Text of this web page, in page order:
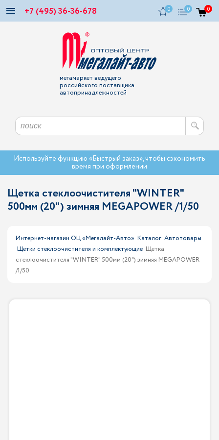
+7 (495) 36-36-678 0 0 0
мегамаркет ведущего
российского поставщика
автопринадлежностей
Используйте функцию «Быстрый заказ», чтобы сэкономить
время при оформлении
Щетка стеклоочистителя "WINTER"
500мм (20") зимняя MEGAPOWER /1/50
Интернет-магазин ОЦ «Мегалайт-Авто» Каталог Автотовары
Щетки стеклоочистителя и комплектующие Щетка
стеклоочистителя "WINTER" 500мм (20") зимняя MEGAPOWER
/1/50